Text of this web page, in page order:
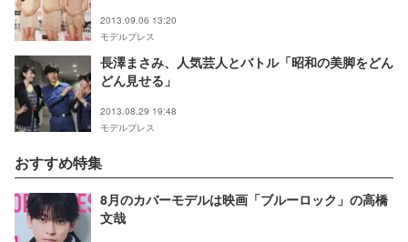
2013.09.06 13:20
モデルプレス
長澤まさみ、人気芸人とバトル「昭和の美脚をどん
どん見せる」
2013.08.29 19:48
モデルプレス
おすすめ特集
8月のカバーモデルは映画「ブルーロック」の高橋
文哉